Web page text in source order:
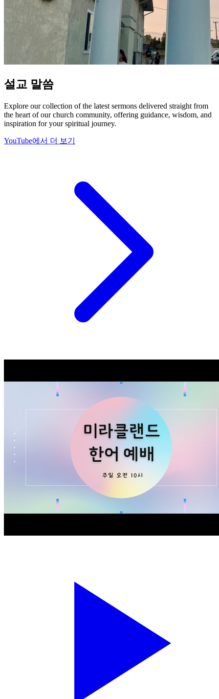
설교 말씀
Explore our collection of the latest sermons delivered straight from
the heart of our church community, offering guidance, wisdom, and
inspiration for your spiritual journey.
YouTube에서 더 보기